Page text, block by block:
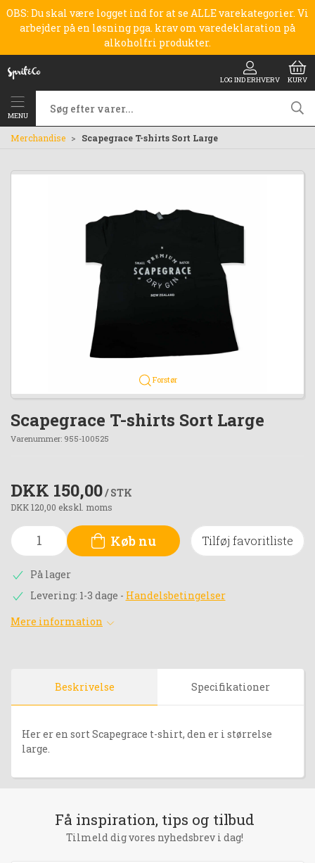
OBS: Du skal være logget ind for at se ALLE varekategorier. Vi
arbejder på en løsning pga. krav om varedeklaration på
alkoholfri produkter.
LOG IND ERHVERV KURV
MENU
Merchandise Scapegrace T-shirts Sort Large
Forstør
Scapegrace T-shirts Sort Large
Varenummer: 955-100525
DKK 150,00/ STK
DKK 120,00 ekskl. moms
Køb nu Tilføj favoritliste
På lager
Levering: 1-3 dage - Handelsbetingelser
Mere information
Beskrivelse Specifikationer
Her er en sort Scapegrace t-shirt, den er i størrelse
large.
Få inspiration, tips og tilbud
Tilmeld dig vores nyhedsbrev i dag!